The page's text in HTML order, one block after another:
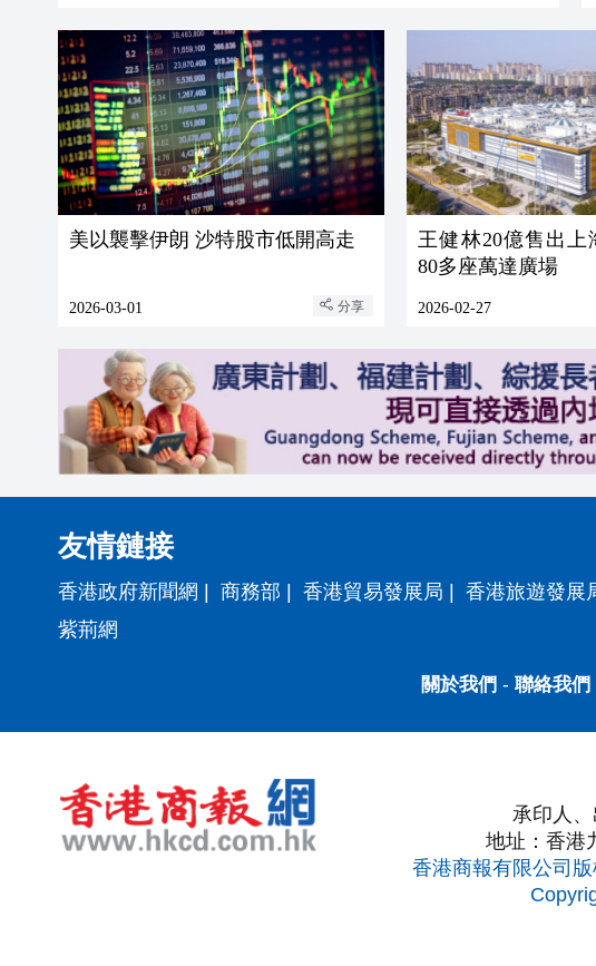
美以襲擊伊朗 沙特股市低開高走
2026-03-01 分享
王健林20億售出
80多座萬達廣場
2026-02-27
友情鏈接
香港政府新聞網 商務部 香港貿易發展局 香港旅遊發展
紫荊網
關於我們 - 聯絡我們
承印人
地址：香港
香港商報有限公司